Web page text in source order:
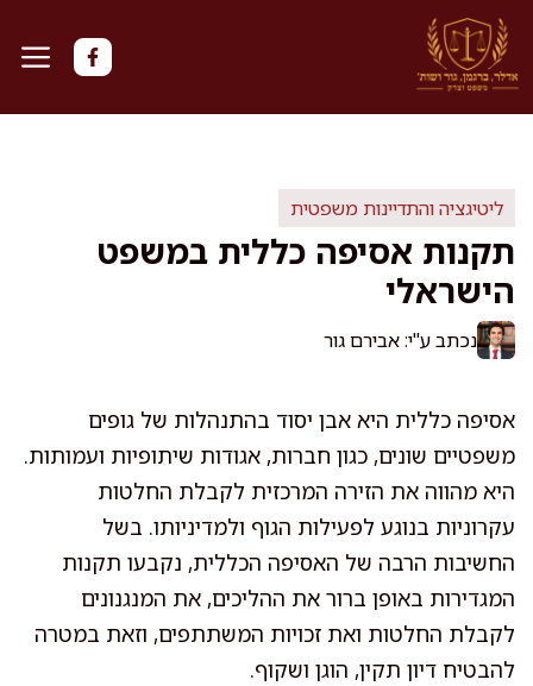
לדלג
לתוכן
ליטיגציה והתדיינות משפטית
תקנות אסיפה כללית במשפט
הישראלי
נכתב ע"י: אבירם גור
אסיפה כללית היא אבן יסוד בהתנהלות של גופים
משפטיים שונים, כגון חברות, אגודות שיתופיות ועמותות.
היא מהווה את הזירה המרכזית לקבלת החלטות
עקרוניות בנוגע לפעילות הגוף ולמדיניותו. בשל
החשיבות הרבה של האסיפה הכללית, נקבעו תקנות
המגדירות באופן ברור את ההליכים, את המנגנונים
לקבלת החלטות ואת זכויות המשתתפים, וזאת במטרה
להבטיח דיון תקין, הוגן ושקוף.